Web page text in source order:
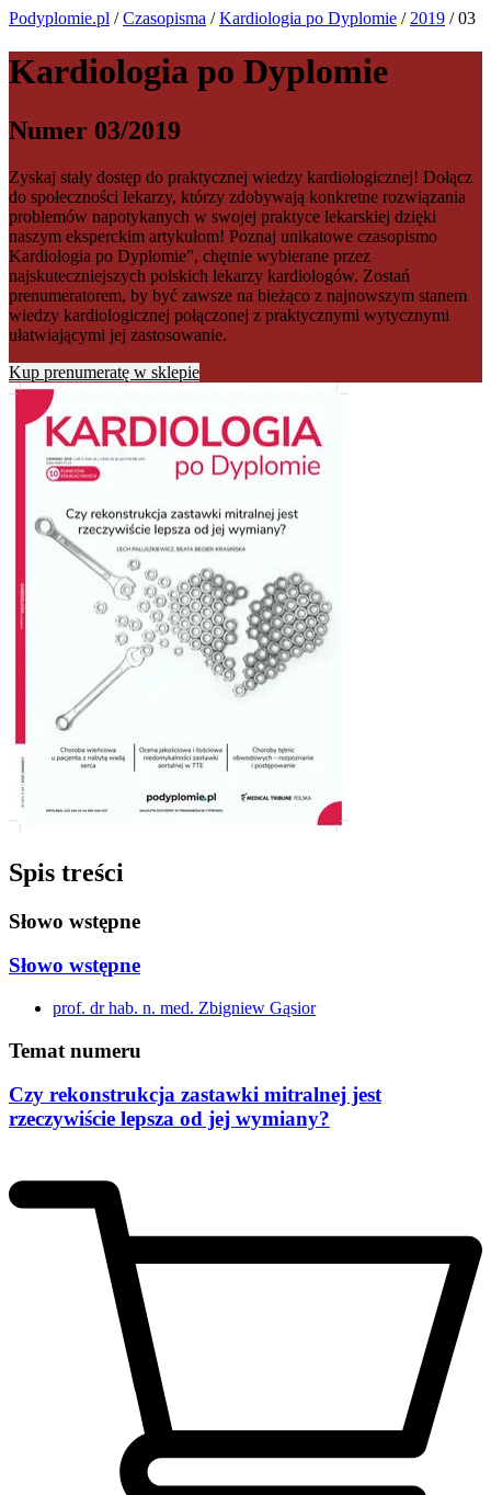
Podyplomie.pl /Czasopisma /Kardiologia po Dyplomie / 2019 / 03
Kardiologia po Dyplomie
Numer 03/2019
Zyskaj stały dostęp do praktycznej wiedzy kardiologicznej! Dołącz
do społeczności lekarzy, którzy zdobywają konkretne rozwiązania
problemów napotykanych w swojej praktyce lekarskiej dzięki
naszym eksperckim artykułom! Poznaj unikatowe czasopismo
Kardiologia po Dyplomie”, chętnie wybierane przez
najskuteczniejszych polskich lekarzy kardiologów. Zostań
prenumeratorem, by być zawsze na bieżąco z najnowszym stanem
wiedzy kardiologicznej połączonej z praktycznymi wytycznymi
ułatwiającymi jej zastosowanie.
Kup prenumeratę w sklepie
Spis treści
Słowo wstępne
Słowo wstępne
prof. dr hab. n. med. Zbigniew Gąsior
Temat numeru
Czy rekonstrukcja zastawki mitralnej jest
rzeczywiście lepsza od jej wymiany?